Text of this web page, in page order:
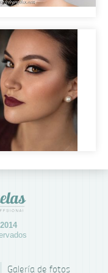
natural
novia
Galería de fotos